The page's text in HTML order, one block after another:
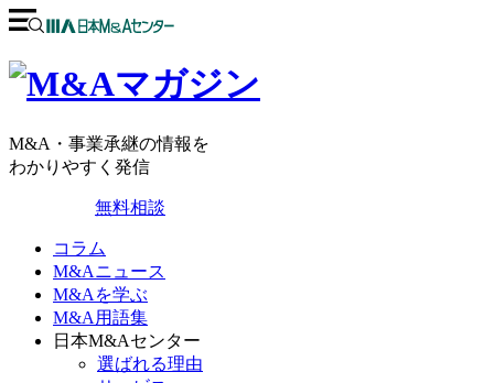
M&A・事業承継の情報を
わかりやすく発信
無料相談
コラム
M&Aニュース
M&Aを学ぶ
M&A用語集
日本M&Aセンター
選ばれる理由